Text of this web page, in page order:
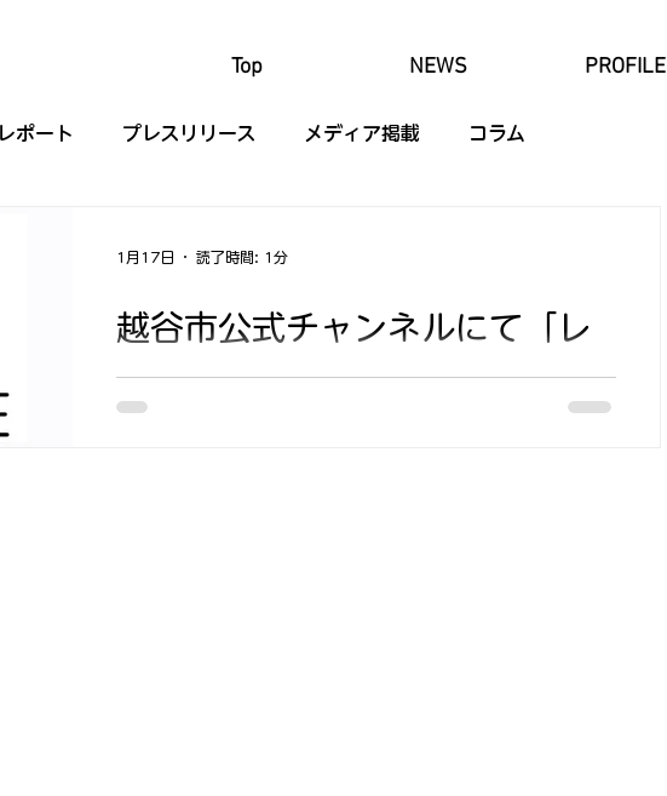
Top NEWS PROFILE
レポート プレスリリース メディア掲載 コラム
越谷市公式チャンネルにて「レ
イク＆マルシェ」が紹介されま
1月17日 読了時間: 1分